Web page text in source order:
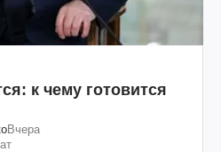
к чему готовится
Вчера